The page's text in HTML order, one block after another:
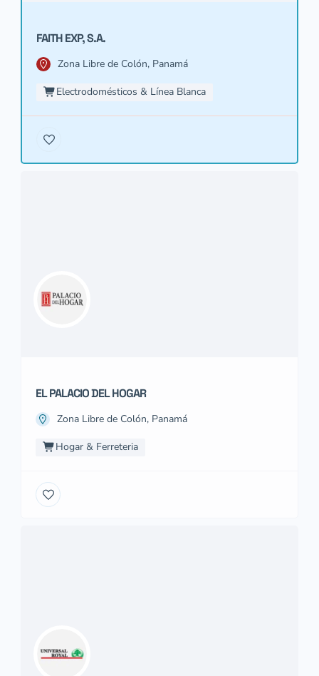
FAITH EXP, S.A.
Zona Libre de Colón, Panamá
Electrodomésticos & Línea Blanca
EL PALACIO DEL HOGAR
Zona Libre de Colón, Panamá
Hogar & Ferreteria